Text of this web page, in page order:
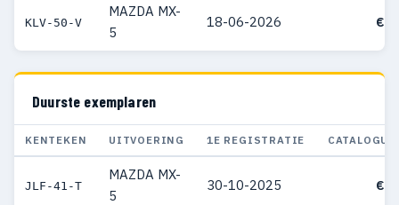
KLV-50-V
MAZDA MX-
5
18-06-2026 €
Duurste exemplaren
KENTEKEN UITVOERING 1E REGISTRATIE
JLF-41-T
MAZDA MX-
5
30-10-2025 €